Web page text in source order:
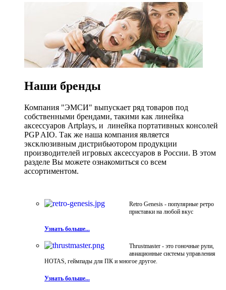
Наши бренды
Компания "ЭМСИ" выпускает ряд товаров под
собственными брендами, такими как линейка
аксессуаров Artplays, и линейка портативных консолей
PGP AIO. Так же наша компания является
эксклюзивным дистрибьютором продукции
производителей игровых аксессуаров в России. В этом
разделе Вы можете ознакомиться со всем
ассортиментом.
Retro Genesis - популярные ретро
приставки на любой вкус
Узнать больше...
Thrustmaster - это гоночные рули,
авиационные системы управления
HOTAS, геймпады для ПК и многое другое.
Узнать больше...